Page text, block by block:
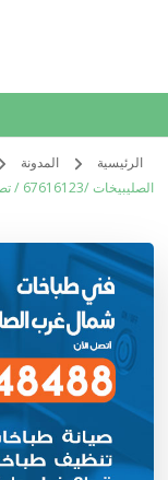
الرئيسية المدونة
الصليبيخات /67616123 / تصليح صيانة تنظيف أفران غاز طباخ جولة